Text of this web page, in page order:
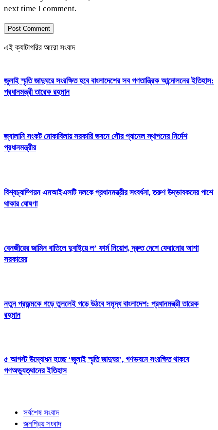
next time I comment.
এই ক্যাটাগরির আরো সংবাদ
জুলাই স্মৃতি জাদুঘরে সংরক্ষিত হবে বাংলাদেশের সব গণতান্ত্রিক আন্দোলনের ইতিহাস:
প্রধানমন্ত্রী তারেক রহমান
জ্বালানি সংকট মোকাবিলায় সরকারি ভবনে সৌর প্যানেল স্থাপনের নির্দেশ
প্রধানমন্ত্রীর
বিশ্বচ্যাম্পিয়ন এমআইএসটি দলকে প্রধানমন্ত্রীর সংবর্ধনা, তরুণ উদ্ভাবকদের পাশে
থাকার ঘোষণা
বেনজীরের জামিন বাতিলে দুবাইয়ে ল’ ফার্ম নিয়োগ, দ্রুত দেশে ফেরানোর আশা
সরকারের
নতুন প্রজন্মকে গড়ে তুললেই গড়ে উঠবে সমৃদ্ধ বাংলাদেশ: প্রধানমন্ত্রী তারেক
রহমান
৫ আগস্ট উদ্বোধন হচ্ছে ‘জুলাই স্মৃতি জাদুঘর’, গণভবনে সংরক্ষিত থাকবে
গণঅভ্যুত্থানের ইতিহাস
সর্বশেষ সংবাদ
জনপ্রিয় সংবাদ